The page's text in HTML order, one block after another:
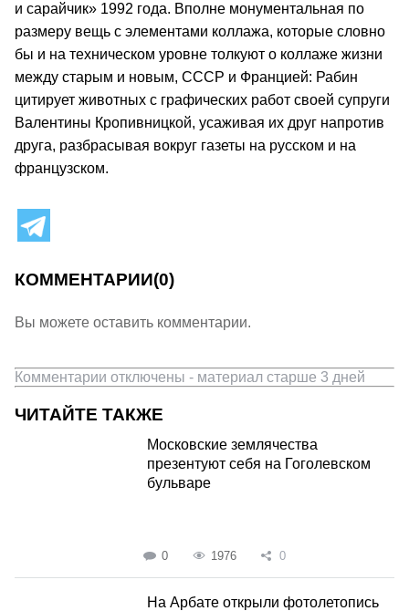
и сарайчик» 1992 года. Вполне монументальная по
размеру вещь с элементами коллажа, которые словно
бы и на техническом уровне толкуют о коллаже жизни
между старым и новым, СССР и Францией: Рабин
цитирует животных с графических работ своей супруги
Валентины Кропивницкой, усаживая их друг напротив
друга, разбрасывая вокруг газеты на русском и на
французском.
КОММЕНТАРИИ(0)
Вы можете оставить комментарии.
Комментарии отключены - материал старше 3 дней
ЧИТАЙТЕ ТАКЖЕ
Московские землячества
презентуют себя на Гоголевском
бульваре
0 1976 0
На Арбате открыли фотолетопись